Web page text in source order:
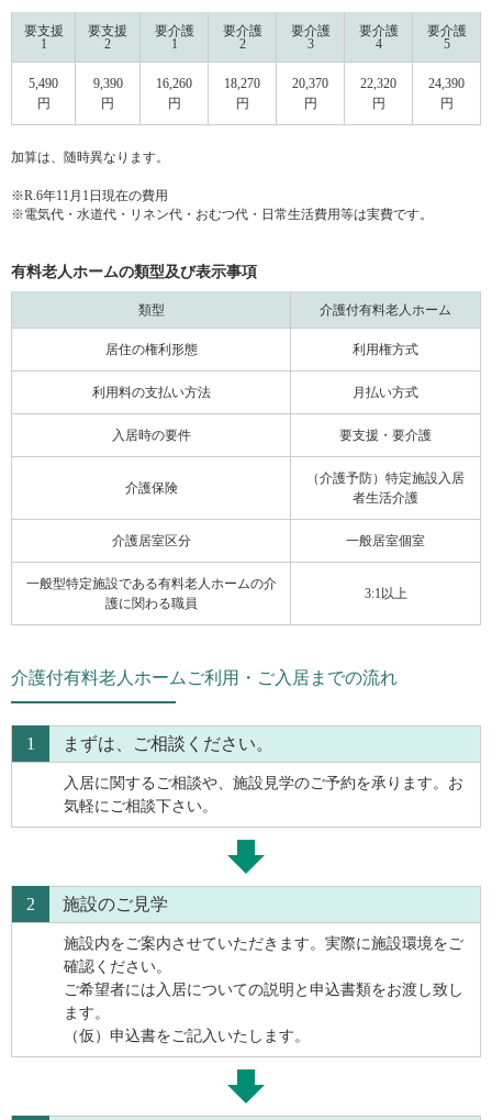
要支援
1
要支援
2
要介護
1
要介護
2
要介護
3
要介護
4
要介護
5
5,490
円
9,390
円
16,260
円
18,270
円
20,370
円
22,320
円
24,390
円
加算は、随時異なります。
※R.6年11月1日現在の費用
※電気代・水道代・リネン代・おむつ代・日常生活費用等は実費です。
有料老人ホームの類型及び表示事項
類型 介護付有料老人ホーム
居住の権利形態 利用権方式
利用料の支払い方法 月払い方式
入居時の要件 要支援・要介護
介護保険
（介護予防）特定施設入居
者生活介護
介護居室区分 一般居室個室
一般型特定施設である有料老人ホームの介
護に関わる職員
3:1以上
介護付有料老人ホームご利用・ご入居までの流れ
1 まずは、ご相談ください。
入居に関するご相談や、施設見学のご予約を承ります。お
気軽にご相談下さい。
2 施設のご見学
施設内をご案内させていただきます。実際に施設環境をご
確認ください。
ご希望者には入居についての説明と申込書類をお渡し致し
ます。
（仮）申込書をご記入いたします。